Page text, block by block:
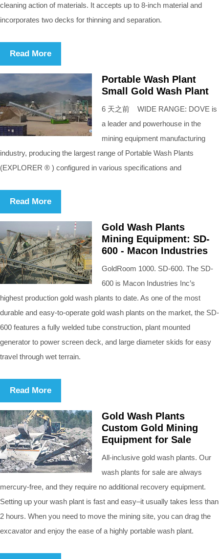
cleaning action of materials. It accepts up to 8-inch material and
incorporates two decks for thinning and separation.
Read More
Portable Wash Plant
Small Gold Wash Plant
6 天之前 WIDE RANGE: DOVE is
a leader and powerhouse in the
mining equipment manufacturing
industry, producing the largest range of Portable Wash Plants
(EXPLORER ® ) configured in various specifications and
Read More
Gold Wash Plants
Mining Equipment: SD-
600 - Macon Industries
GoldRoom 1000. SD-600. The SD-
600 is Macon Industries Inc’s
highest production gold wash plants to date. As one of the most
durable and easy-to-operate gold wash plants on the market, the SD-
600 features a fully welded tube construction, plant mounted
generator to power screen deck, and large diameter skids for easy
travel through wet terrain.
Read More
Gold Wash Plants
Custom Gold Mining
Equipment for Sale
All-inclusive gold wash plants. Our
wash plants for sale are always
mercury-free, and they require no additional recovery equipment.
Setting up your wash plant is fast and easy–it usually takes less than
2 hours. When you need to move the mining site, you can drag the
excavator and enjoy the ease of a highly portable wash plant.